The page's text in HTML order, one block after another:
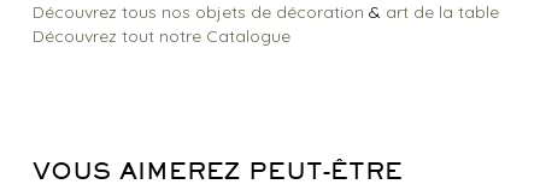
Découvrez tous nos objets de décoration & art de la table
Découvrez tout notre Catalogue
VOUS AIMEREZ PEUT-ÊTRE